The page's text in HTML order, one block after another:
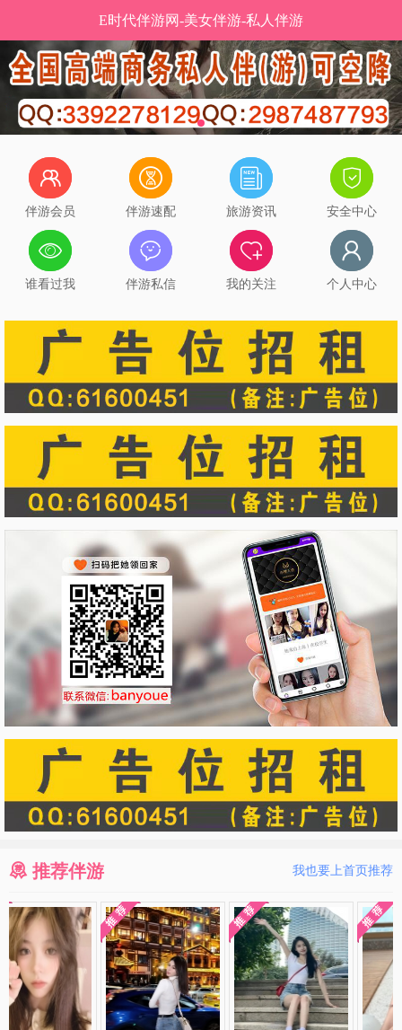
E时代伴游网-美女伴游-私人伴游
伴游会员 伴游速配 旅游资讯 安全中心
谁看过我 伴游私信 我的关注 个人中心
推荐伴游 我也要上首页推荐